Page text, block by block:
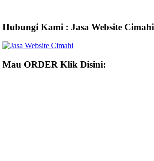
Hubungi Kami : Jasa Website Cimahi
Mau ORDER Klik Disini: